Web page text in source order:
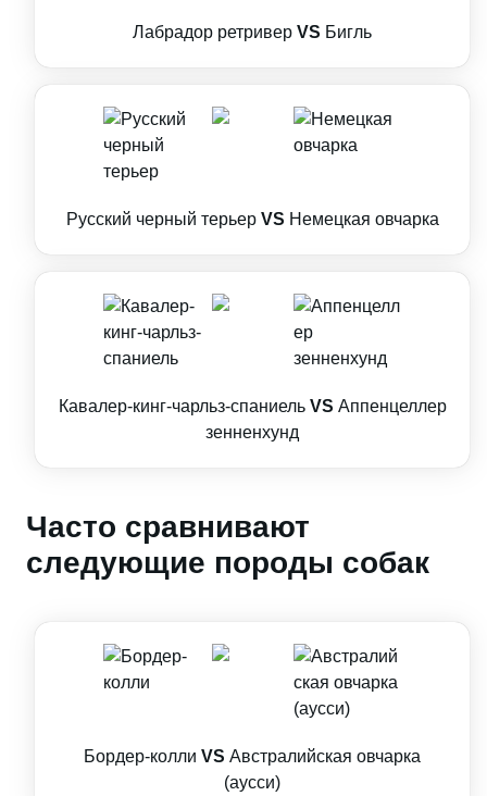
Лабрадор ретривер VS Бигль
Русский черный терьер VS Немецкая овчарка
Кавалер-кинг-чарльз-спаниель VS Аппенцеллер
зенненхунд
Часто сравнивают
следующие породы собак
Бордер-колли VS Австралийская овчарка
(аусси)